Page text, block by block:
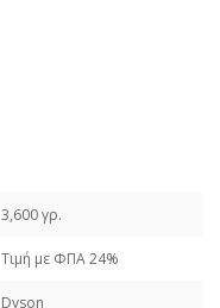
3,600 γρ.
Τιμή με ΦΠΑ 24%
Dyson